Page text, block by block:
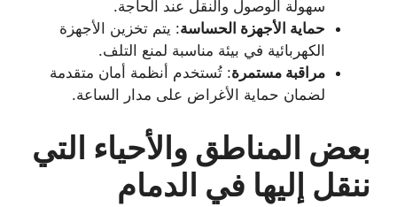
سهولة الوصول والنقل عند الحاجة.
حماية الأجهزة الحساسة: يتم تخزين الأجهزة
الكهربائية في بيئة مناسبة لمنع التلف.
مراقبة مستمرة: تُستخدم أنظمة أمان متقدمة
لضمان حماية الأغراض على مدار الساعة.
بعض المناطق والأحياء التي
ننقل إليها في الدمام